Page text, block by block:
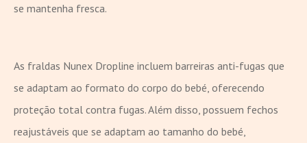
se mantenha fresca.
As fraldas Nunex Dropline incluem barreiras anti-fugas que
se adaptam ao formato do corpo do bebé, oferecendo
proteção total contra fugas. Além disso, possuem fechos
reajustáveis que se adaptam ao tamanho do bebé,